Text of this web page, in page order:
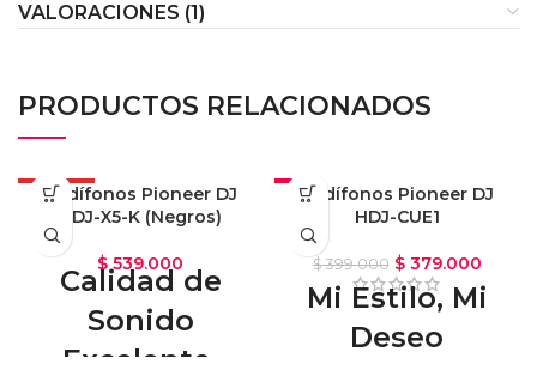
VALORACIONES (1)
PRODUCTOS RELACIONADOS
OFERTA
Audífonos Pioneer DJ
HDJ-X5-K (Negros)
$539.000
Calidad de
Sonido
Excelente.
-5%Audífonos Pioneer DJ
HDJ-CUE1
$399.000 $379.000
Mi Estilo, Mi
Deseo